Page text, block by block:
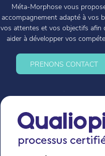
Méta-Morphose vous
accompagnement adapté à vos
vos attentes et vos objectifs afin
aider à développer vos
PRENONS CONTACT